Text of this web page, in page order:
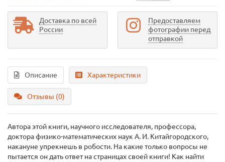
Доставка по всей
России
Предоставляем
фотографии перед
отправкой
Описание Характеристики
Отзывы (0)
Автора этой книги, научного исследователя, профессора,
доктора физико-математических наук А. И. Китайгородского,
накануне упрекнешь в робости. На какие только вопросы не
пытается он дать ответ на страницах своей книги! Как найти